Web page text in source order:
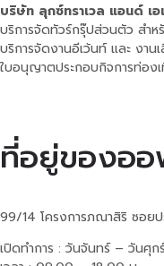
บริษัท ลุกซ์ทราเวล แอนด์ เ
บริการจัดทัวร์กรุ๊ปส่วนตัว สำ
บริการจัดงานอีเว้นท์ และ งาน
ใบอนุญาตประกอบกิจการท่อง
ที่อยู่ของอ
99/14 โครงการภณาสิริ ซอยป
เปิดทำการ : วันจันทร์ – วันศุก